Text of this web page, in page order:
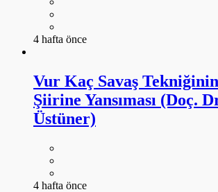
4 hafta önce
Vur Kaç Savaş
Şiirine Yansıması (Doç.
Üstüner)
4 hafta önce